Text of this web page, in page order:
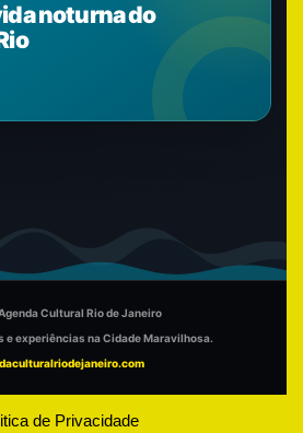
noturna do
Cultural Rio de Janeiro
e experiências na Cidade Maravilhosa.
de Privacidade